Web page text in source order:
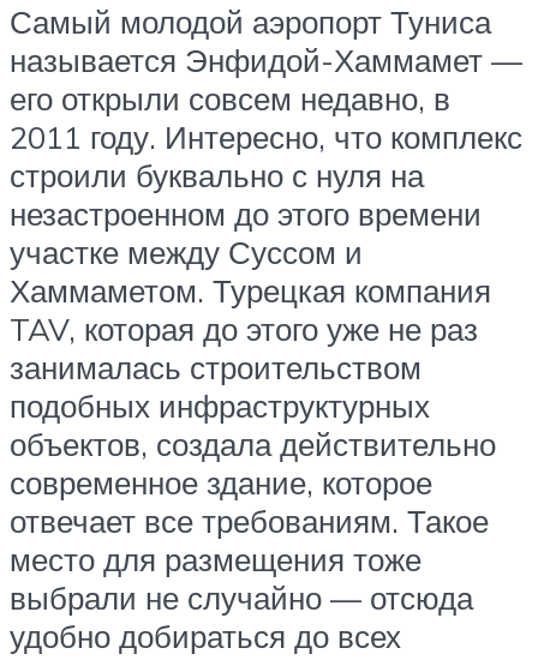
Самый молодой аэропорт Туниса
называется Энфидой-Хаммамет —
его открыли совсем недавно, в
2011 году. Интересно, что комплекс
строили буквально с нуля на
незастроенном до этого времени
участке между Суссом и
Хаммаметом. Турецкая компания
TAV, которая до этого уже не раз
занималась строительством
подобных инфраструктурных
объектов, создала действительно
современное здание, которое
отвечает все требованиям. Такое
место для размещения тоже
выбрали не случайно — отсюда
удобно добираться до всех